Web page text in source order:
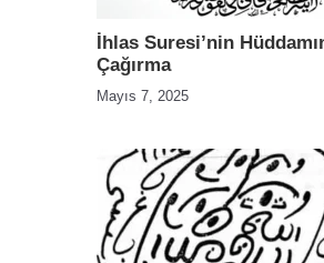
İhlas Suresi’nin
Çağırma
Mayıs 7, 2025